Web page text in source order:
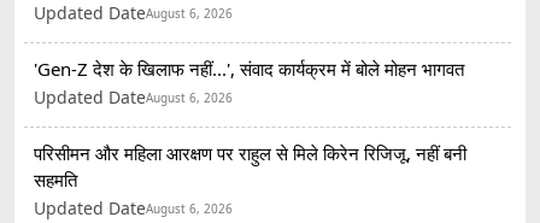
Updated DateAugust 6, 2026
'Gen-Z देश के खिलाफ नहीं...', संवाद कार्यक्रम में बोले मोहन भागवत
Updated DateAugust 6, 2026
परिसीमन और महिला आरक्षण पर राहुल से मिले किरेन रिजिजू, नहीं बनी
सहमति
Updated DateAugust 6, 2026